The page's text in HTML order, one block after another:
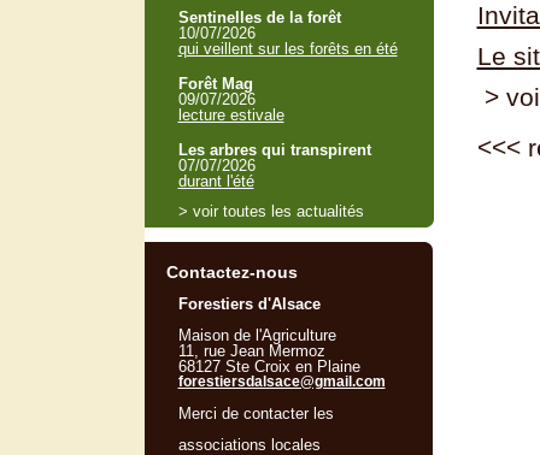
Le
>
<<<
Sentinelles de la forêt
10/07/2026
qui veillent sur les forêts en été
Forêt Mag
09/07/2026
lecture estivale
Les arbres qui transpirent
07/07/2026
durant l'été
> voir toutes les actualités
Contactez-nous
Forestiers d'Alsace
Maison de l'Agriculture
11, rue Jean Mermoz
68127 Ste Croix en Plaine
forestiersdalsace@gmail.com
Merci de contacter les
associations locales